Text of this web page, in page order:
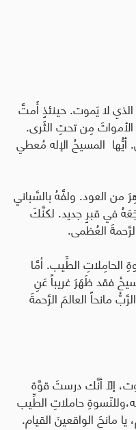
الذي لا يَموت. حينئذٍ أَمتَّ
مِن تحتِ الثَرى.
المسيحُ الإله مُعطي
العود. ولفَّهُ بالسَّباني
في قبرٍ جديد. لكنَّكَ
العُظمى.
الحامِلاتِ الطِّيب. أمَّا
فقد ظَهَرَ غريباً عَنِ
مانحاً العالمَ الرَّحمةَ
إلّا أنَّك درستَ قوَّة
حاملاتِ الطِّيب
مانحَ الواقعينَ القيام.